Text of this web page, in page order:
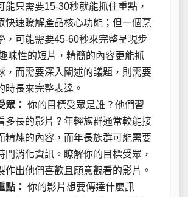
能只需要15-30秒就能抓住重點，
快速瞭解產品核心功能；但一個烹
，可能需要45-60秒來完整呈現步
味性的短片，精簡的內容更能抓
，而需要深入闡述的議題，則需要
時長來完整表達。
眾： 你的目標受眾是誰？他們習
多長的影片？年輕族群通常較能接
精煉的內容，而年長族群可能需要
間消化資訊。瞭解你的目標受眾，
作出他們喜歡且願意觀看的影片。
點： 你的影片想要傳達什麼訊